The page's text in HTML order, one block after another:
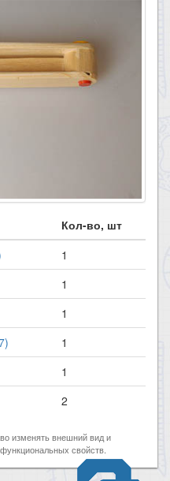
Кол-во, шт
1
1
1
1
1
2
изменять внешний вид и
свойств.